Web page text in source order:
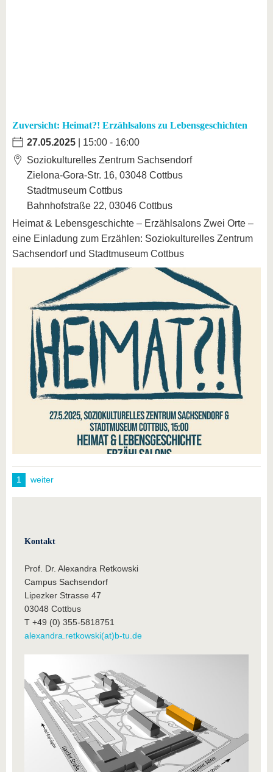
Zuversicht: Heimat?! Erzählsalons zu Lebensgeschichten
27.05.2025 | 15:00 - 16:00
Soziokulturelles Zentrum Sachsendorf
Zielona-Gora-Str. 16, 03048 Cottbus
Stadtmuseum Cottbus
Bahnhofstraße 22, 03046 Cottbus
Heimat & Lebensgeschichte – Erzählsalons Zwei Orte –
eine Einladung zum Erzählen: Soziokulturelles Zentrum
Sachsendorf und Stadtmuseum Cottbus
1 weiter
Kontakt
Prof. Dr. Alexandra Retkowski
Campus Sachsendorf
Lipezker Strasse 47
03048 Cottbus
T +49 (0) 355-5818751
alexandra.retkowski(at)b-tu.de